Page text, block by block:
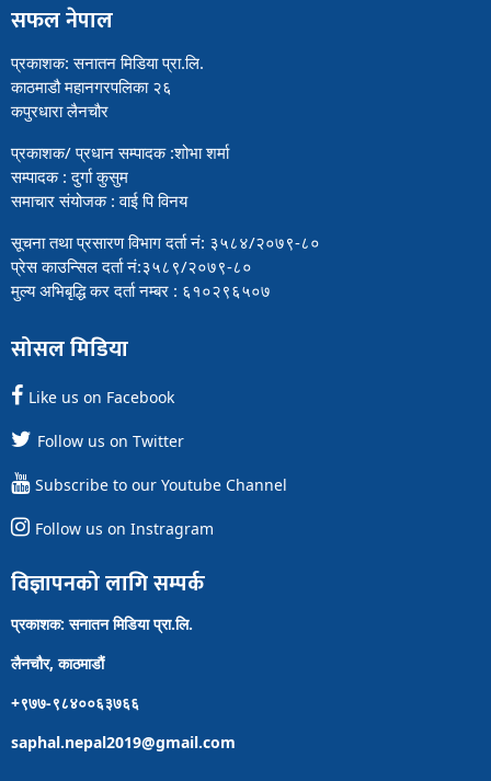
सफल नेपाल
प्रकाशक: सनातन मिडिया प्रा.लि.
काठमाडौ महानगरपलिका २६
कपुरधारा लैनचौर
प्रकाशक/ प्रधान सम्पादक :शोभा शर्मा
सम्पादक : दुर्गा कुसुम
समाचार संयोजक : वाई पि विनय
सूचना तथा प्रसारण विभाग दर्ता नं: ३५८४/२०७९-८०
प्रेस काउन्सिल दर्ता नं:३५८९/२०७९-८०
मुल्य अभिबृद्धि कर दर्ता नम्बर : ६१०२९६५०७
सोसल मिडिया
Like us on Facebook
Follow us on Twitter
Subscribe to our Youtube Channel
Follow us on Instragram
विज्ञापनको लागि सम्पर्क
प्रकाशक: सनातन मिडिया प्रा.लि.
लैनचौर, काठमाडौं
+९७७-९८४००६३७६६
saphal.nepal2019@gmail.com